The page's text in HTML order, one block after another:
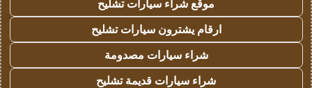
موقع شراء سيارات تشليح
ارقام يشترون سيارات تشليح
شراء سيارات مصدومة
شراء سيارات قديمة تشليح